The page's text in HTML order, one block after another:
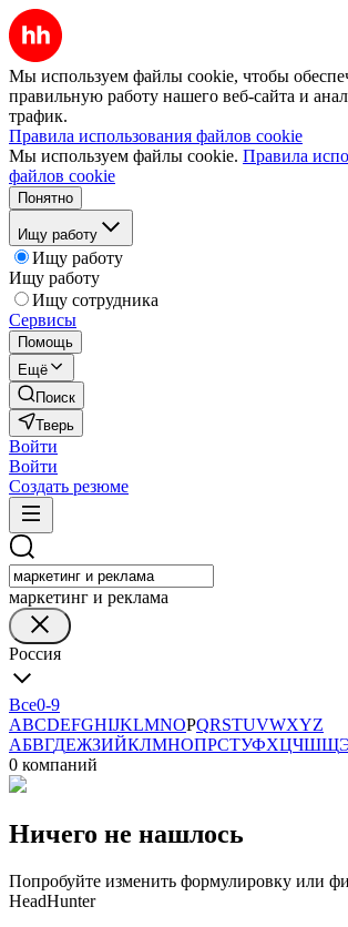
Мы используем файлы cookie, чтобы
правильную работу нашего веб-сайта и
трафик.
Правила использования файлов cookie
Мы используем файлы cookie. Правила
файлов cookie
Понятно
Ищу работу
Ищу работу
Ищу работу
Ищу сотрудника
Сервисы
Помощь
Ещё
Поиск
Тверь
Войти
Войти
Создать резюме
маркетинг и реклама
Россия
Все0-9
ABCDEFGHIJKLMNOPQRSTUVWXYZ
АБВГДЕЖЗИЙКЛМНОПРСТУФХЦЧШЩ
0 компаний
Ничего не нашлось
Попробуйте изменить формулировку или
HeadHunter